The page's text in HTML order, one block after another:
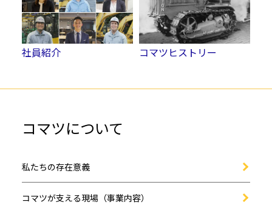
社員紹介 コマツヒストリー
コマツについて
私たちの存在意義
コマツが支える現場（事業内容）